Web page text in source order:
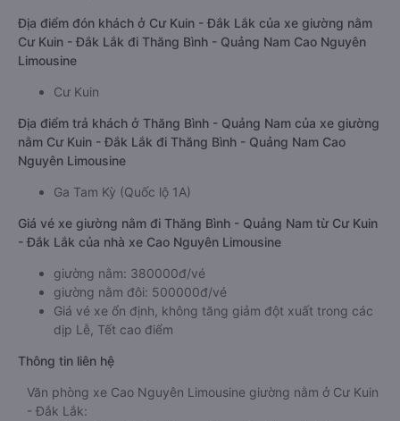
Địa điểm đón khách ở Cư Kuin - Đắk Lắk của xe giường nằm
Cư Kuin - Đắk Lắk đi Thăng Bình - Quảng Nam Cao Nguyên
Limousine
Cư Kuin
Địa điểm trả khách ở Thăng Bình - Quảng Nam của xe giường
nằm Cư Kuin - Đắk Lắk đi Thăng Bình - Quảng Nam Cao
Nguyên Limousine
Ga Tam Kỳ (Quốc lộ 1A)
Giá vé xe giường nằm đi Thăng Bình - Quảng Nam từ Cư Kuin
- Đắk Lắk của nhà xe Cao Nguyên Limousine
giường nằm: 380000đ/vé
giường nằm đôi: 500000đ/vé
Giá vé xe ổn định, không tăng giảm đột xuất trong các
dịp Lễ, Tết cao điểm
Thông tin liên hệ
Văn phòng xe Cao Nguyên Limousine giường nằm ở Cư Kuin
- Đắk Lắk: